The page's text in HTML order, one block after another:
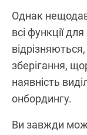
Однак
всі функції
зберігання,
наявність
онбордингу.
Ви завжди